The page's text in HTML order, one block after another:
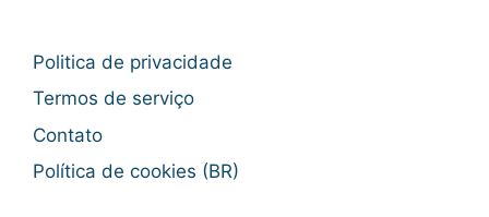
Politica de privacidade
Termos de serviço
Contato
Política de cookies (BR)